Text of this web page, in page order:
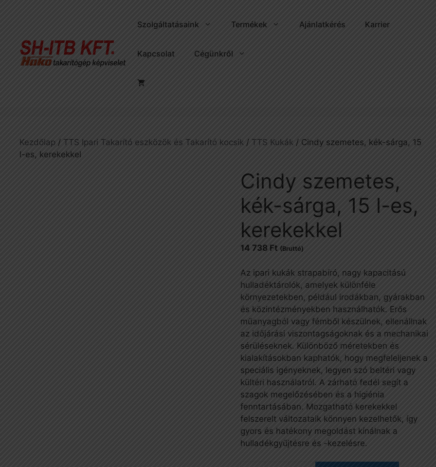
Szolgáltatásaink Termékek Ajánlatkérés Karrier
Kapcsolat Cégünkről
Kezdőlap / TTS Ipari Takarító eszközök és Takarító kocsik / TTS Kukák / Cindy szemetes, kék-sárga, 15
l-es, kerekekkel
Cindy szemetes,
kék-sárga, 15 l-es,
kerekekkel
14 738 Ft (Bruttó)
Az ipari kukák strapabíró, nagy kapacitású
hulladéktárolók, amelyek különféle
környezetekben, például irodákban, gyárakban
és közintézményekben használhatók. Erős
műanyagból vagy fémből készülnek, ellenállnak
az időjárási viszontagságoknak és a mechanikai
sérüléseknek. Különböző méretekben és
kialakításokban kaphatók, hogy megfeleljenek a
speciális igényeknek, legyen szó beltéri vagy
kültéri használatról. A zárható fedél segít a
szagok megelőzésében és a higiénia
fenntartásában. Mozgatható kerekekkel
felszerelt változataik könnyen kezelhetők, így
gyors és hatékony megoldást kínálnak a
hulladékgyűjtésre és -kezelésre.